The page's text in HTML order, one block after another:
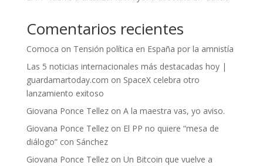
Comentarios recientes
Comoca on Tensión política en España por la amnistía
Las 5 noticias internacionales más destacadas hoy |
guardamartoday.com on SpaceX celebra otro
lanzamiento exitoso
Giovana Ponce Tellezon A la maestra vas, yo aviso.
Giovana Ponce Tellezon El PP no quiere “mesa de
diálogo” con Sánchez
Giovana Ponce Tellezon Un Bitcoin que vuelve a